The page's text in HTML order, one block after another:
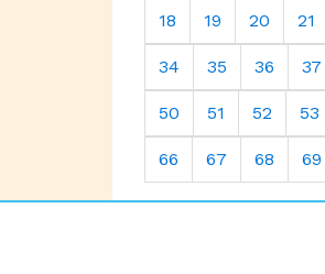
18 19 20 21
34 35 36 37
50 51 52 53
66 67 68 69